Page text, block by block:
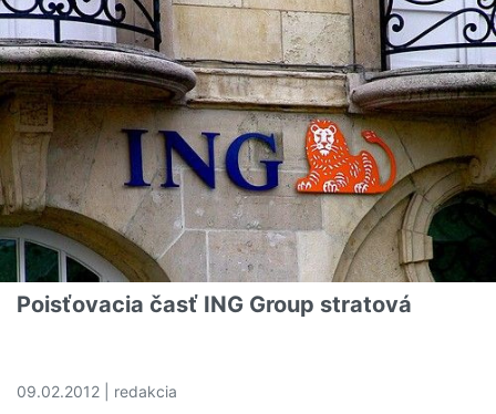
Poisťovacia časť ING Group stratová
09.02.2012 | redakcia